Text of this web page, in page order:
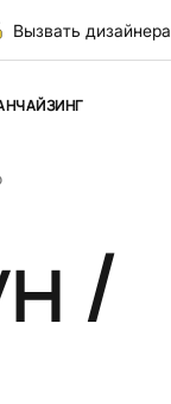
Вызвать дизайнера
/